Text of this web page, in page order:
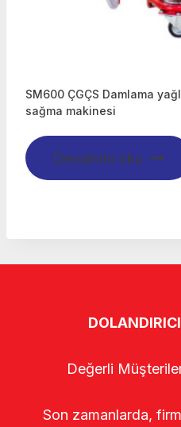
SM600 ÇGÇS Damlama
sağma makinesi
Devamını oku
Değerli
Son zamanlarda,